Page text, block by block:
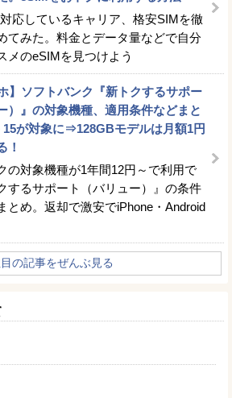
応しているキャリア、格安SIMを徹
てみた。料金とデータ量などで自分
メのeSIMを見つけよう
】ソフトバンク『新トクするサポー
）』の対象機種、適用条件などまと
が対象に⇒128GBモデルは月額1円
！
の対象機種が1年間12円～で利用で
するサポート（バリュー）』の条件
とめ。返却で激安でiPhone・Android
の記事をぜんぶ見る